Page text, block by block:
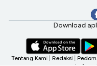
Download
Tentang Kami Redaksi